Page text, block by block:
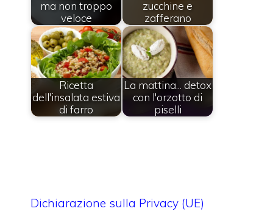
ma non troppo
veloce
zucchine e
zafferano
Ricetta
dell'insalata estiva
di farro
La mattina... detox
con l'orzotto di
piselli
Dichiarazione sulla Privacy (UE)